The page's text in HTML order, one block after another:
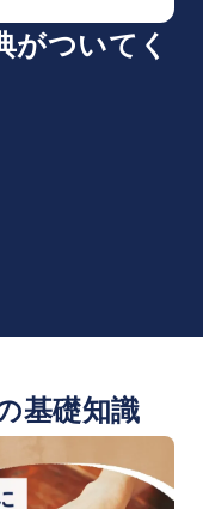
がついてく
基礎知識